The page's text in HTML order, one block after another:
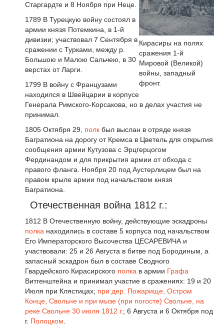
Кирасиры на полях
сражения 1-й
Мировой (Великой)
войны, западный
фронт.
Старгардте и 8 Ноября при Неце.
1789 В Турецкую войну состоял в
армии князя Потемкина, в 1-й
дивизии; участвовал 7 Сентября в
сражении с Турками, между р.
Большою и Малою Сальчею, в 30
верстах от Ларги.
1799 В войну с Французами
находился в Швейцарии в корпусе
Генерала Римского-Корсакова, но в делах участия не
принимал.
1805 Октября 29, полк был выслан в отряде князя
Багратиона на дорогу от Кремса в Цветель для открытия
сообщения армии Кутузова с Эрцгерцогом
Фердинандом и для прикрытия армии от обхода с
правого фланга. Ноября 20 под Аустерлицем был на
правом крыле армии под начальством князя
Багратиона.
Отечественная война 1812 г.:
1812 В Отечественную войну, действующие эскадроны
полка находились в составе 5 корпуса под начальством
Его Императорского Высочества ЦЕСАРЕВИЧА и
участвовали: 25 и 26 Августа в битве под Бородиным, а
запасный эскадрон был в составе Сводного
Гвардейского Кирасирского полка в армии Графа
Витгенштейна и принимал участие в сражениях: 19 и 20
Июля при Клястицах; при дер. Пожарище, Остром
Конце, Свольне и при мызе (при погосте) Свольне, на
реке Свольне 30 июля 1812 г.; 6 Августа и 6 Октября под
г. Полоцком.